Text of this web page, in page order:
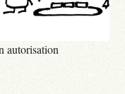
autorisation